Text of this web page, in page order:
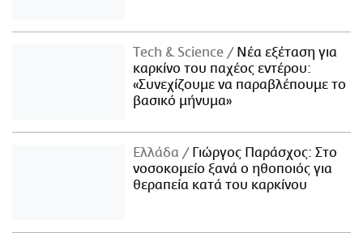
Τech & Science
Νέα εξέταση για
καρκίνο του παχέος εντέρου:
«Συνεχίζουμε να παραβλέπουμε το
βασικό μήνυμα»
Ελλάδα
Γιώργος Παράσχος: Στο
νοσοκομείο ξανά ο ηθοποιός για
θεραπεία κατά του καρκίνου